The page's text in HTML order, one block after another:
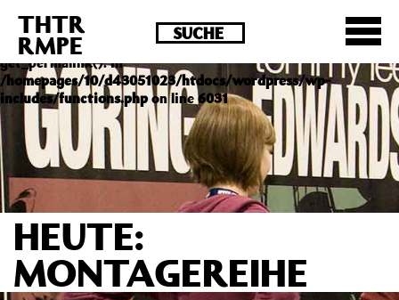
Deprecated : Die Funktion post_permalink ist seit
Version 4.4.0 veraltet! Verwende stattdessen
get_permalink(). in
/homepages/10/d43051023/htdocs/wordpress/wp-
includes/functions.phpon line 6031
THTR
RMPE
HEUTE:
MONTAGEREIHE